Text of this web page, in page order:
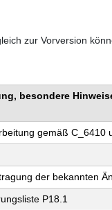
zur Vorversion
besondere
gemäß C_6410
der bekannten
P18.1